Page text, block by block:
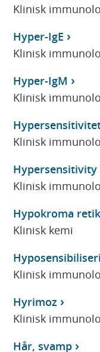
Klinisk
Hyper-IgE
Klinisk
Hyper-IgM
Klinisk
Klinisk
Hypersensitivity
Klinisk
Hypokroma
Klinisk kemi
Klinisk
Hyrimoz
Klinisk
Hår, svamp